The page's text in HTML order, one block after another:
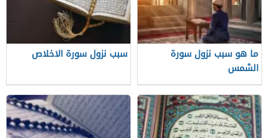
ما هو سبب نزول سورة
الشمس
سبب نزول سورة الاخلاص